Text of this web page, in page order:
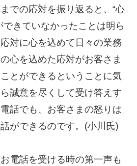
での応対を振り返ると、“心
できていなかったことは明ら
対に心を込めて日々の業務
心を込めた応対がお客さま
とができるということに気
誠意を尽くして受け答えす
話でも、お客さまの怒りは
ができるのです。(小川氏)
電話を受ける時の第一声も